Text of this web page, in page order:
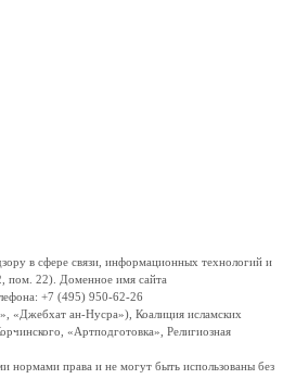
в сфере связи, информационных технологий и
пом. 22). Доменное имя сайта
+7 (495) 950-62-26
«Джебхат ан-Нусра»), Коалиция исламских
«Артподготовка», Религиозная
нормами права и не могут быть использованы без